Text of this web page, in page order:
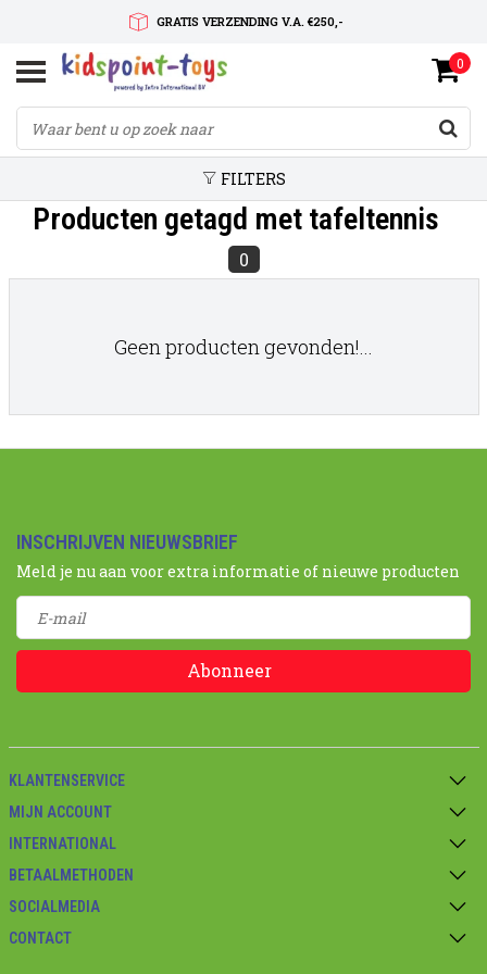
GRATIS VERZENDING V.A. €250,-
SNELLE LEVERTIJD
SERVICE OP MAAT
0
FILTERS
Producten getagd met tafeltennis
0
Geen producten gevonden!...
INSCHRIJVEN NIEUWSBRIEF
Meld je nu aan voor extra informatie of nieuwe producten
Abonneer
KLANTENSERVICE
MIJN ACCOUNT
INTERNATIONAL
BETAALMETHODEN
SOCIALMEDIA
CONTACT